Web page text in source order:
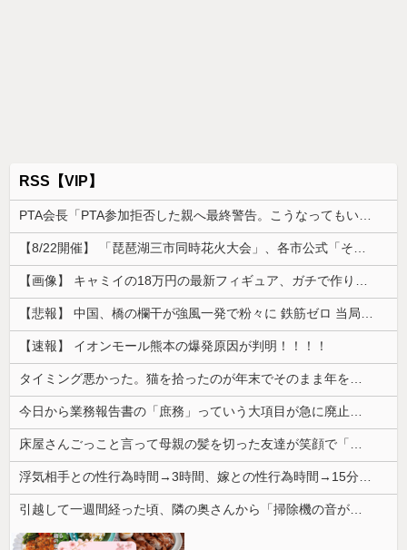
RSS【VIP】
【速報】 イオンモール熊本の爆発原因が判明！！！！